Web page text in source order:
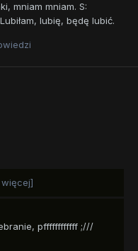
mniam mniam. S:
lubię, będę lubić.
więcej]
pffffffffffff ;///